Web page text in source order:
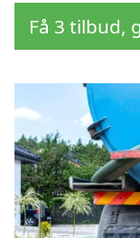
Få 3 tilbud,